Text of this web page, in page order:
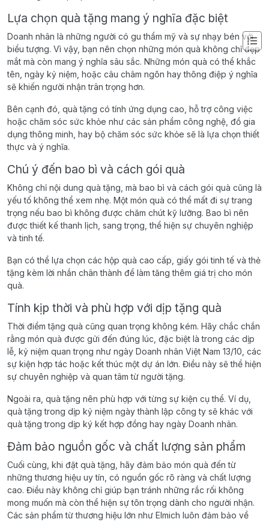
Lựa chọn quà tặng mang ý nghĩa đặc biệt
Doanh nhân là những người có gu thẩm mỹ và sự nhạy bén với
biểu tượng. Vì vậy, bạn nên chọn những món quà không chỉ đẹp
mắt mà còn mang ý nghĩa sâu sắc. Những món quà có thể khắc
tên, ngày kỷ niệm, hoặc câu châm ngôn hay thông điệp ý nghĩa
sẽ khiến người nhận trân trọng hơn.
Bên cạnh đó, quà tặng có tính ứng dụng cao, hỗ trợ công việc
hoặc chăm sóc sức khỏe như các sản phẩm công nghệ, đồ gia
dụng thông minh, hay bộ chăm sóc sức khỏe sẽ là lựa chọn thiết
thực và ý nghĩa.
Chú ý đến bao bì và cách gói quà
Không chỉ nội dung quà tặng, mà bao bì và cách gói quà cũng là
yếu tố không thể xem nhẹ. Một món quà có thể mất đi sự trang
trọng nếu bao bì không được chăm chút kỹ lưỡng. Bao bì nên
được thiết kế thanh lịch, sang trọng, thể hiện sự chuyên nghiệp
và tinh tế.
Bạn có thể lựa chọn các hộp quà cao cấp, giấy gói tinh tế và thẻ
tặng kèm lời nhắn chân thành để làm tăng thêm giá trị cho món
quà.
Tính kịp thời và phù hợp với dịp tặng quà
Thời điểm tặng quà cũng quan trọng không kém. Hãy chắc chắn
rằng món quà được gửi đến đúng lúc, đặc biệt là trong các dịp
lễ, kỷ niệm quan trọng như ngày Doanh nhân Việt Nam 13/10, các
sự kiện hợp tác hoặc kết thúc một dự án lớn. Điều này sẽ thể hiện
sự chuyên nghiệp và quan tâm từ người tặng.
Ngoài ra, quà tặng nên phù hợp với từng sự kiện cụ thể. Ví dụ,
quà tặng trong dịp kỷ niệm ngày thành lập công ty sẽ khác với
quà tặng trong dịp ký kết hợp đồng hay ngày Doanh nhân.
Đảm bảo nguồn gốc và chất lượng sản phẩm
Cuối cùng, khi đặt quà tặng, hãy đảm bảo món quà đến từ
những thương hiệu uy tín, có nguồn gốc rõ ràng và chất lượng
cao. Điều này không chỉ giúp bạn tránh những rắc rối không
mong muốn mà còn thể hiện sự tôn trọng dành cho người nhận.
Các sản phẩm từ thương hiệu lớn như Elmich luôn đảm bảo về